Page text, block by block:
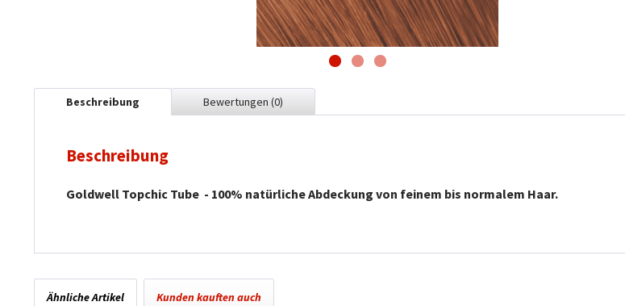
Beschreibung Bewertungen (0)
Beschreibung
Goldwell Topchic Tube - 100% natürliche Abdeckung von feinem bis normalem Haar.
Ähnliche Artikel Kunden kauften auch